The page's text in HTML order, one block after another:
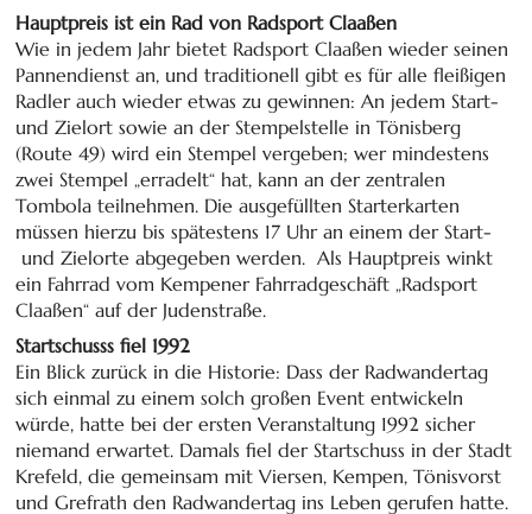
Hauptpreis ist ein Rad von Radsport Claaßen
Wie in jedem Jahr bietet Radsport Claaßen wieder seinen
Pannen­dienst an, und tradi­tio­nell gibt es für alle fleißigen
Radler auch wieder etwas zu gewinnen: An jedem Start-
und Zielort sowie an der Stempel­stelle in Tönis­berg
(Route 49) wird ein Stempel vergeben; wer mindestens
zwei Stempel „erradelt“ hat, kann an der zentralen
Tombola teilnehmen. Die aus­ge­füll­ten Starter­karten
müssen hierzu bis spätestens 17 Uhr an einem der Start-
und Zielorte abgegeben werden. Als Haupt­preis winkt
ein Fahrrad vom Kempener Fahrradgeschäft „Radsport
Claaßen“ auf der Judenstraße.
Startschusss fiel 1992
Ein Blick zurück in die Historie: Dass der Rad­wander­tag
sich einmal zu einem solch großen Event entwickeln
würde, hatte bei der ersten Ver­an­stal­tung 1992 sicher
niemand erwartet. Damals fiel der Start­schuss in der Stadt
Krefeld, die ge­mein­sam mit Viersen, Kempen, Tönisvorst
und Grefrath den Rad­wander­tag ins Leben gerufen hatte.